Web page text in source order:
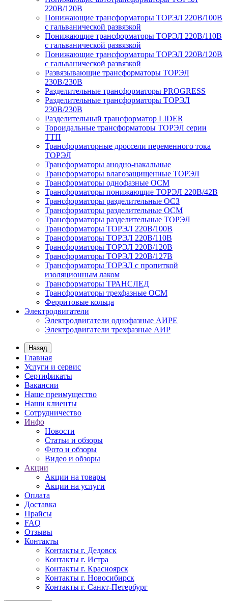
220В/120В
Понижающие трансформаторы ТОРЭЛ 220В/100В
с гальванической развязкой
Понижающие трансформаторы ТОРЭЛ 220В/110В
с гальванической развязкой
Понижающие трансформаторы ТОРЭЛ 220В/120В
с гальванической развязкой
Развязывающие трансформаторы ТОРЭЛ
230В/230В
Разделительные трансформаторы PROGRESS
Разделительные трансформаторы ТОРЭЛ
230В/230В
Разделительный трансформатор LIDER
Тороидальные трансформаторы ТОРЭЛ серии
ТТП
Трансформаторные дроссели переменного тока
ТОРЭЛ
Трансформаторы анодно-накальные
Трансформаторы влагозащищенные ТОРЭЛ
Трансформаторы однофазные ОСМ
Трансформаторы понижающие ТОРЭЛ 220В/42В
Трансформаторы разделительные ОСЗ
Трансформаторы разделительные ОСМ
Трансформаторы разделительные ТОРЭЛ
Трансформаторы ТОРЭЛ 220В/100В
Трансформаторы ТОРЭЛ 220В/110В
Трансформаторы ТОРЭЛ 220В/120В
Трансформаторы ТОРЭЛ 220В/127В
Трансформаторы ТОРЭЛ с пропиткой
изоляционным лаком
Трансформаторы ТРАНСЛЕД
Трансформаторы трехфазные ОСМ
Ферритовые кольца
Электродвигатели
Электродвигатели однофазные АИРЕ
Электродвигатели трехфазные АИР
Назад
Главная
Услуги и сервис
Сертификаты
Вакансии
Наше преимущество
Наши клиенты
Сотрудничество
Инфо
Новости
Статьи и обзоры
Фото и обзоры
Видео и обзоры
Акции
Акции на товары
Акции на услуги
Оплата
Доставка
Прайсы
FAQ
Отзывы
Контакты
Контакты г. Дедовск
Контакты г. Истра
Контакты г. Красноярск
Контакты г. Новосибирск
Контакты г. Санкт-Петербург